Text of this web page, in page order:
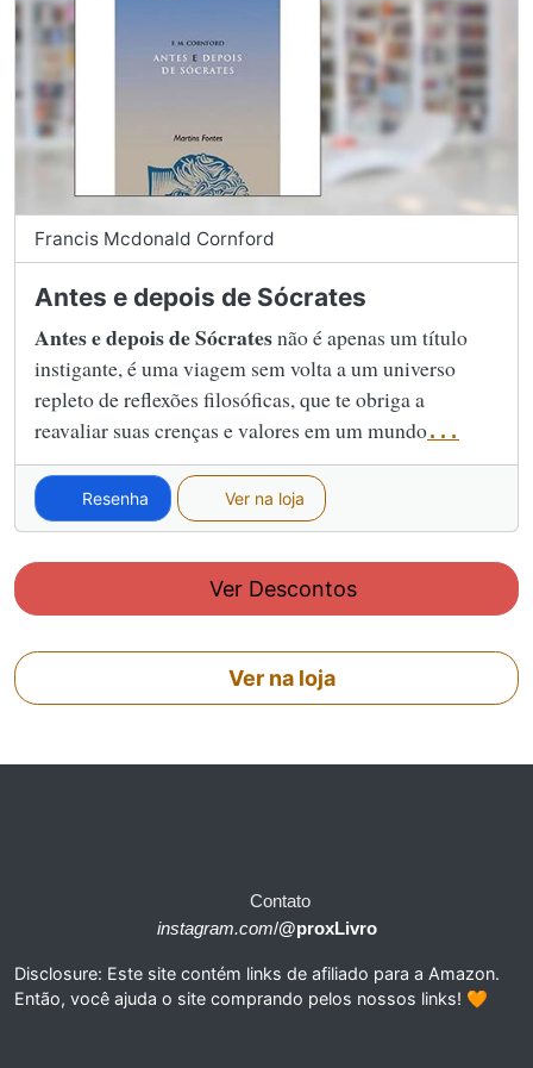
Francis Mcdonald Cornford
Antes e depois de Sócrates
Antes e depois de Sócratesnão é apenas um título
instigante, é uma viagem sem volta a um universo
repleto de reflexões filosóficas, que te obriga a
reavaliar suas crenças e valores em um mundo...
Resenha Ver na loja
Ver Descontos
Ver na loja
Contato
instagram.com/@proxLivro
Disclosure: Este site contém links de afiliado para a Amazon.
Então, você ajuda o site comprando pelos nossos links! 🧡